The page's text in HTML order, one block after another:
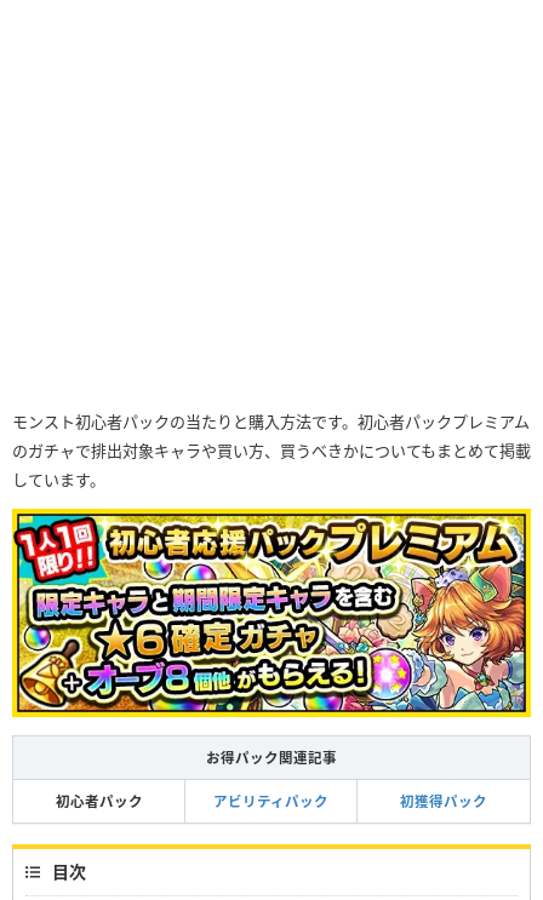
モンスト初心者パックの当たりと購入方法です。初心者パックプレミアム
のガチャで排出対象キャラや買い方、買うべきかについてもまとめて掲載
しています。
お得パック関連記事
初心者パック アビリティパック 初獲得パック
目次